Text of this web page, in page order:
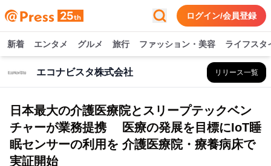
ログイン/会員登録
新着 エンタメ グルメ 旅行 ファッション・美容 ライフスタ
エコナビスタ株式会社 リリース一覧
日本最大の介護医療院とスリープテックベン
チャーが業務提携 医療の発展を目標にIoT睡
眠センサーの利用を 介護医療院・療養病床で
実証開始